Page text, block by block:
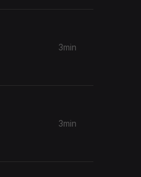
3min
3min